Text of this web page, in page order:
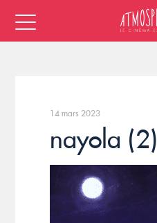
14 mars 2023
nayola (2)